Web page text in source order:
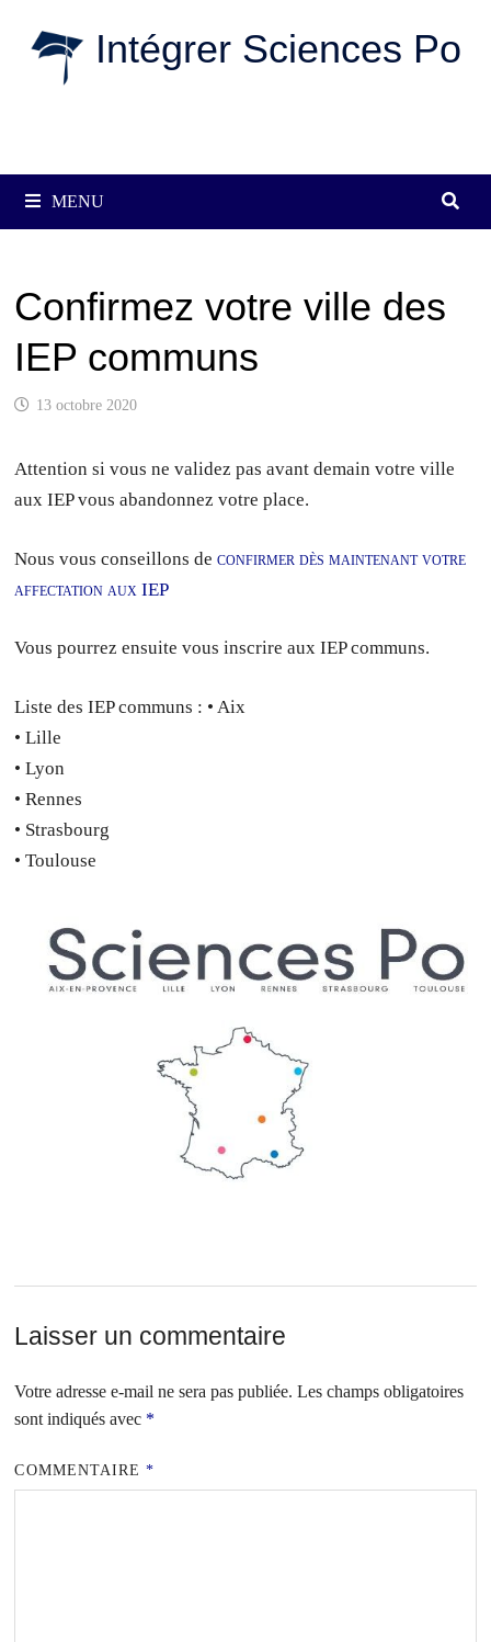
Intégrer Sciences Po
MENU
Confirmez votre ville des
IEP communs
13 octobre 2020
Attention si vous ne validez pas avant demain votre ville
aux IEP vous abandonnez votre place.
Nous vous conseillons deconfirmer dès maintenant votre
affectation aux IEP
Vous pourrez ensuite vous inscrire aux IEP communs.
Liste des IEP communs : • Aix
• Lille
• Lyon
• Rennes
• Strasbourg
• Toulouse
Laisser un commentaire
Votre adresse e-mail ne sera pas publiée. Les champs obligatoires
sont indiqués avec *
COMMENTAIRE*